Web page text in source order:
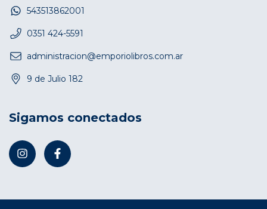
543513862001
0351 424-5591
administracion@emporiolibros.com.ar
9 de Julio 182
Sigamos conectados